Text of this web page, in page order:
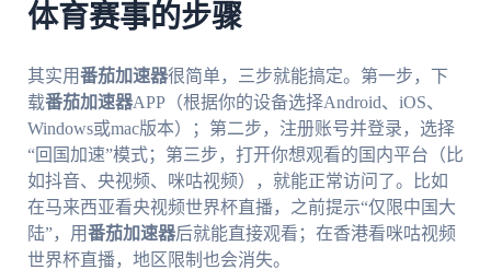
体育赛事的步骤
其实用番茄加速器很简单，三步就能搞定。第一步，下
载番茄加速器APP（根据你的设备选择Android、iOS、
Windows或mac版本）；第二步，注册账号并登录，选择
“回国加速”模式；第三步，打开你想观看的国内平台（比
如抖音、央视频、咪咕视频），就能正常访问了。比如
在马来西亚看央视频世界杯直播，之前提示“仅限中国大
陆”，用番茄加速器后就能直接观看；在香港看咪咕视频
世界杯直播，地区限制也会消失。